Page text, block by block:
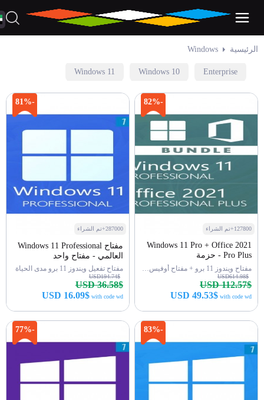
الرئيسية Windows
Windows 11 Windows 10 Enterprise
-81%
287000+تم الشراء
مفتاح Windows 11 Professional
العالمي - مفتاح واحد
مفتاح تفعيل ويندوز 11 برو مدى الحياة
USD194.74$
USD 36.58$
USD 16.09$with code wd
-82%
127800+تم الشراء
Windows 11 Pro + Office 2021
Pro Plus - حزمة
مفتاح ويندوز 11 برو + مفتاح أوفيس 2021 برو
USD614.98$
USD 112.57$
USD 49.53$with code wd
-77% -83%